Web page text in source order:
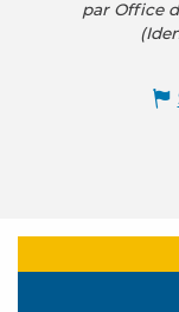
par Office